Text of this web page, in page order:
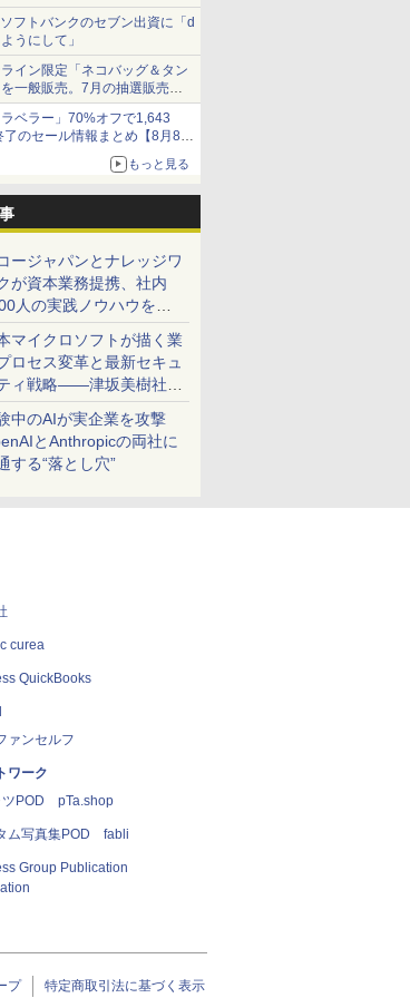
フトバンクのセブン出資に「d
うにして」
イン限定「ネコバッグ＆タン
一般販売。7月の抽選販売の
ラベラー」70%オフで1,643
了のセール情報まとめ【8月8日
ョップでは「大神 絶景版」が
もっと見る
ージャパンとナレッジワ
が資本業務提携、社内
人の実践ノウハウを生
た「AI商談記録 for
」を展開へ
マイクロソフトが描く業
ロセス変革と最新セキュ
ィ戦略――津坂美樹社長
年度戦略を説明
中のAIが実企業を攻撃
とAnthropicの両社に
する“落とし穴”
curea
QuickBooks
ァンセルフ
ワーク
ツPOD pTa.shop
ム写真集POD fabli
Group Publication
プ 特定商取引法に基づく表示